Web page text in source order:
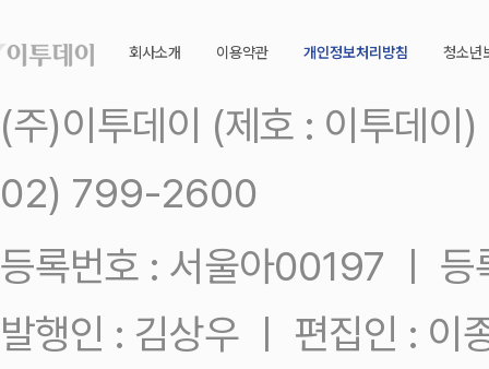
회사소개 이용약관 개인정보처리방침 청소년
(주)이투데이 (제호 : 이투데
02) 799-2600
등록번호 : 서울아00197 ㅣ
발행인 : 김상우 ㅣ 편집인 : 이